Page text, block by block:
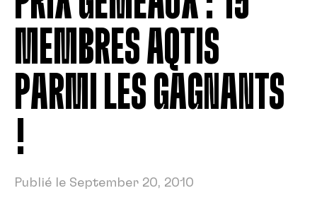
MEMBRES AQTIS
PARMI LES GAGNANTS
!
Publié le September 20, 2010